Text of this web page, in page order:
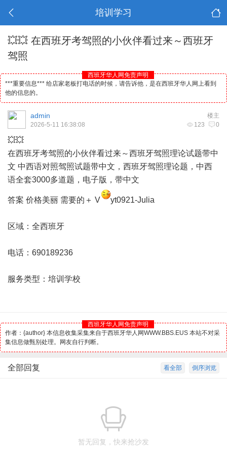
培训学习
💥💥 在西班牙考驾照的小伙伴看过来～西班牙
驾照
西班牙华人网免责声明
***重要信息*** 给店家老板打电话的时候，请告诉他，是在西班牙华人网上看到
他的信息的。
楼主
admin
123 0
2026-5-11 16:38:08
💥💥
在西班牙考驾照的小伙伴看过来～西班牙驾照理论试题带中
文 中西语对照驾照试题带中文，西班牙驾照理论题，中西
语全套3000多道题，电子版，带中文
答案 价格美丽 需要的＋ V yt0921-Julia
区域：全西班牙
电话：690189236
服务类型：培训学校
西班牙华人网免责声明
作者：{author} 本信息收集采集来自于西班牙华人网WWW.BBS.EUS 本站不对采
集信息做甄别处理。网友自行判断。
倒序浏览
看全部
全部回复
暂无回复，快来抢沙发